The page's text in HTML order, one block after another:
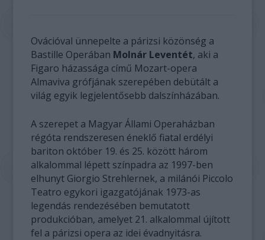
Ovációval ünnepelte a párizsi közönség a
Bastille Operában Molnár Leventét, aki a
Figaro házassága című Mozart-opera
Almaviva grófjának szerepében debütált a
világ egyik legjelentősebb dalszínházában.
A szerepet a Magyar Állami Operaházban
régóta rendszeresen éneklő fiatal erdélyi
bariton október 19. és 25. között három
alkalommal lépett színpadra az 1997-ben
elhunyt Giorgio Strehlernek, a milánói Piccolo
Teatro egykori igazgatójának 1973-as
legendás rendezésében bemutatott
produkcióban, amelyet 21. alkalommal újított
fel a párizsi opera az idei évadnyitásra.